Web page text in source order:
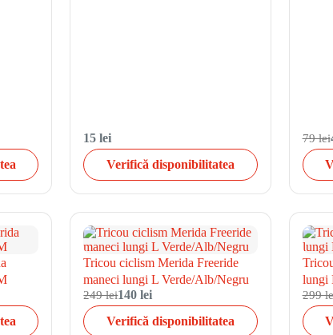
15 lei
Verifică disponibilitatea
79 lei
Tricou ciclism Merida Freeride
maneci lungi L Verde/Alb/Negru
249 lei140 lei
Verifică disponibilitatea
lungi
299